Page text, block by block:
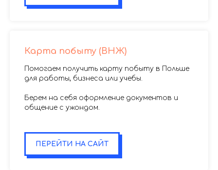
Карта побыту (ВНЖ)
Помогаем получить карту побыту в Польше
для работы, бизнеса или учебы.
Берем на себя оформление документов и
общение с ужондом.
ПЕРЕЙТИ НА САЙТ